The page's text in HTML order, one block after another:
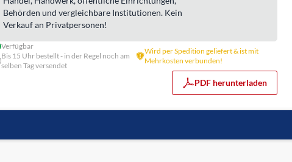
Behörden und vergleichbare Institutionen. Kein
Verkauf an Privatpersonen!
Verfügbar
Bis 15 Uhr bestellt - in der Regel noch am
selben Tag versendet
Wird per Spedition geliefert & ist mit
Mehrkosten verbunden!
PDF herunterladen